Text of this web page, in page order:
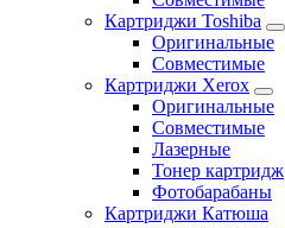
Картриджи Toshiba
Оригинальные
Совместимые
Картриджи Xerox
Оригинальные
Совместимые
Лазерные
Тонер картридж
Фотобарабаны
Картриджи Катюша